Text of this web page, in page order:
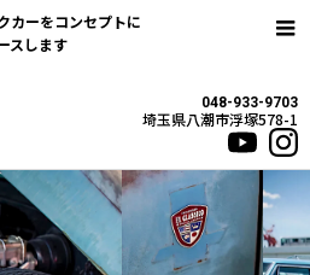
カーをコンセプトに
048-933-9703
埼玉県八潮市浮塚578-1